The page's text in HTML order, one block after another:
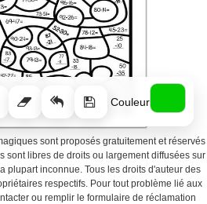
Couleur
sont proposés gratuitement et réservés
sont libres de droits ou largement diffusées sur
plupart inconnue. Tous les droits d'auteur des
respectifs. Pour tout problème lié aux
ou remplir le formulaire de réclamation